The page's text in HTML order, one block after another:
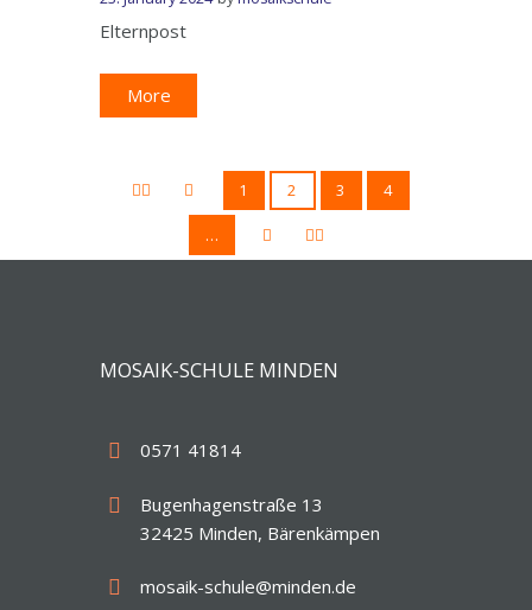
Elternpost
More
1 2 3 4
…
MOSAIK-SCHULE MINDEN
0571 41814
Bugenhagenstraße 13
32425 Minden, Bärenkämpen
mosaik-schule@minden.de